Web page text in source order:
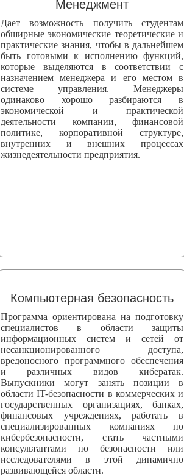
Менеджмент
Дает возможность получить студентам
обширные экономические теоретические и
практические знания, чтобы в дальнейшем
быть готовыми к исполнению функций,
которые выделяются в соответствии с
назначением менеджера и его местом в
системе управления. Менеджеры
одинаково хорошо разбираются в
экономической и практической
деятельности компании, финансовой
политике, корпоративной структуре,
внутренних и внешних процессах
жизнедеятельности предприятия.
Компьютерная безопасность
Программа ориентирована на подготовку
специалистов в области защиты
информационных систем и сетей от
несанкционированного доступа,
вредоносного программного обеспечения
и различных видов кибератак.
Выпускники могут занять позиции в
области IT-безопасности в коммерческих и
государственных организациях, банках,
финансовых учреждениях, работать в
специализированных компаниях по
кибербезопасности, стать частными
консультантами по безопасности или
исследователями в этой динамично
развивающейся области.